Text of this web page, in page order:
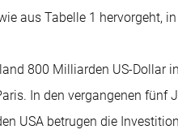
aus Tabelle 1 hervorgeht,
800 Milliarden US-Dollar
In den vergangenen
USA betrugen die